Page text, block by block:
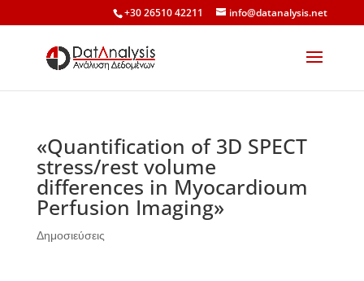
+30 26510 42211 info@datanalysis.net
«Quantification of 3D SPECT
stress/rest volume
differences in Myocardioum
Perfusion Imaging»
Δημοσιεύσεις